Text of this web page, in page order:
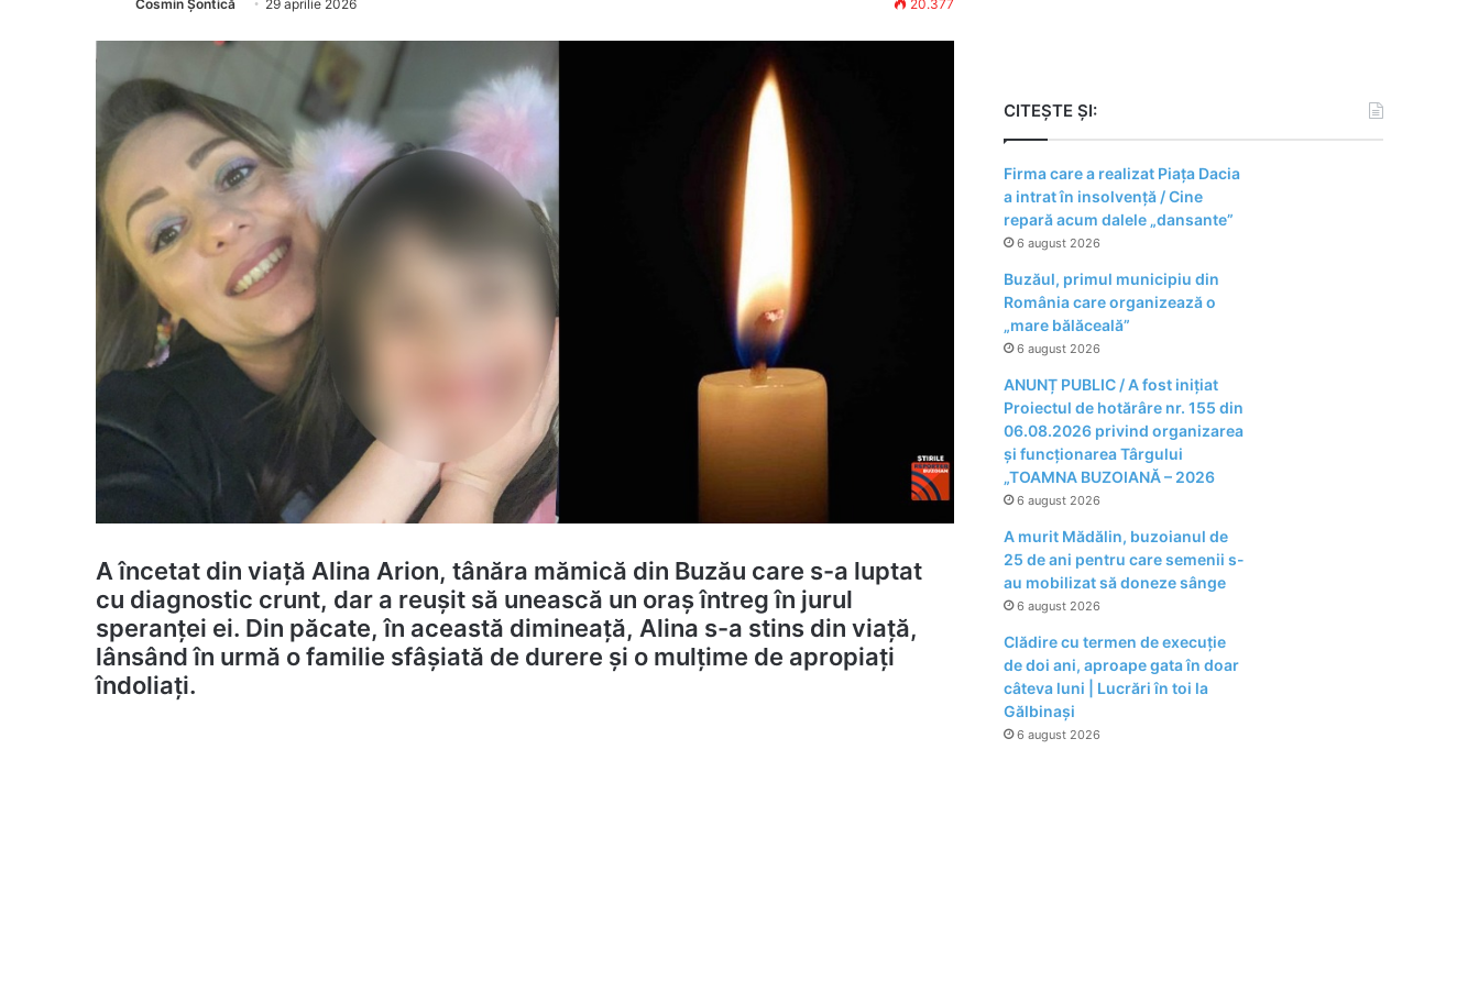
Cosmin Șontică 29 aprilie 2026 20.377
A încetat din viață Alina Arion, tânăra mămică din Buzău care s-a luptat
cu diagnostic crunt, dar a reușit să unească un oraș întreg în jurul
speranței ei. Din păcate, în această dimineață, Alina s-a stins din viață,
lânsând în urmă o familie sfâșiată de durere și o mulțime de apropiați
îndoliați.
CITEȘTE ȘI:
Firma care a realizat Piața Dacia
a intrat în insolvență / Cine
repară acum dalele „dansante”
6 august 2026
Buzăul, primul municipiu din
România care organizează o
„mare bălăceală”
6 august 2026
ANUNȚ PUBLIC / A fost inițiat
Proiectul de hotărâre nr. 155 din
06.08.2026 privind organizarea
şi funcţionarea Târgului
„TOAMNA BUZOIANĂ – 2026
6 august 2026
A murit Mădălin, buzoianul de
25 de ani pentru care semenii s-
au mobilizat să doneze sânge
6 august 2026
Clădire cu termen de execuție
de doi ani, aproape gata în doar
câteva luni | Lucrări în toi la
Gălbinași
6 august 2026